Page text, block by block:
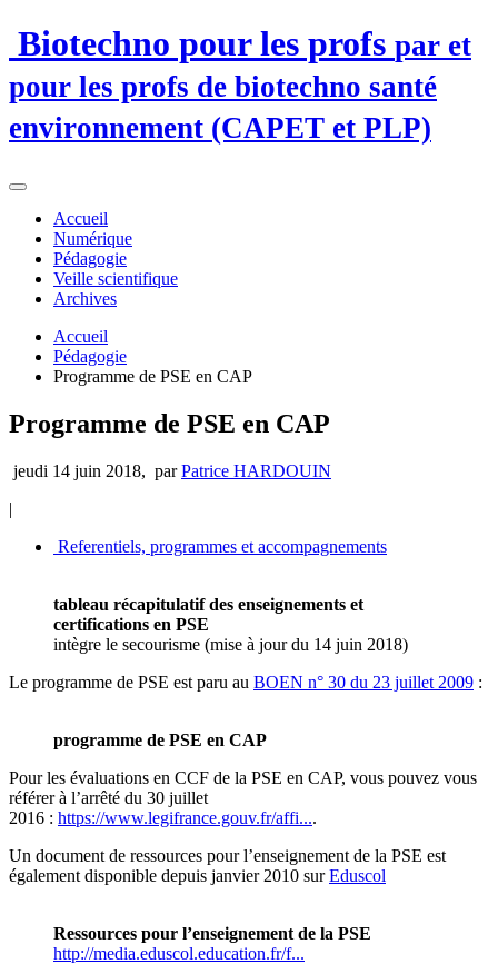
Biotechno pour les profs par et
pour les profs de biotechno santé
environnement (CAPET et PLP)
Accueil
Numérique
Pédagogie
Veille scientifique
Archives
Accueil
Pédagogie
Programme de PSE en CAP
Programme de PSE en CAP
jeudi 14 juin 2018, parPatrice HARDOUIN
|
Referentiels, programmes et accompagnements
tableau récapitulatif des enseignements et
certifications en PSE
intègre le secourisme (mise à jour du 14 juin 2018)
Le programme de PSE est paru au BOEN n° 30 du 23 juillet 2009 :
programme de PSE en CAP
Pour les évaluations en CCF de la PSE en CAP, vous pouvez vous
référer à l’arrêté du 30 juillet
2016 : https://www.legifrance.gouv.fr/affi....
Un document de ressources pour l’enseignement de la PSE est
également disponible depuis janvier 2010 surEduscol
Ressources pour l’enseignement de la PSE
http://media.eduscol.education.fr/f...